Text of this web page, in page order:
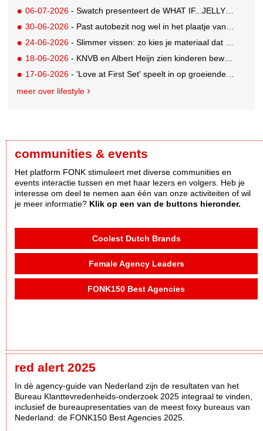
06-07-2026 - Swatch presenteert de WHAT IF...JELLY? collectie
30-06-2026 - Past autobezit nog wel in het plaatje van vandaag?
24-06-2026 - Slimmer vissen: zo kies je materiaal dat bij je water en techniek past
18-06-2026 - KNVB en Albert Heijn zien kinderen bewuster eten en meer bewegen
17-06-2026 - 'Love at First Set' speelt in op groeiende gym crush-trend
meer over lifestyle
communities & events
Het platform FONK stimuleert met diverse communities en
events interactie tussen en met haar lezers en volgers. Heb je
interesse om deel te nemen aan één van onze activiteiten of wil
je meer informatie? Klik op een van de buttons hieronder.
Coolest Dutch Brands
Female Agency Leaders
FONK150 Best Agencies
red alert 2025
In dè agency-guide van Nederland zijn de resultaten van het
Bureau Klanttevredenheids-onderzoek 2025 integraal te vinden,
inclusief de bureaupresentaties van de meest foxy bureaus van
Nederland: de FONK150 Best Agencies 2025.